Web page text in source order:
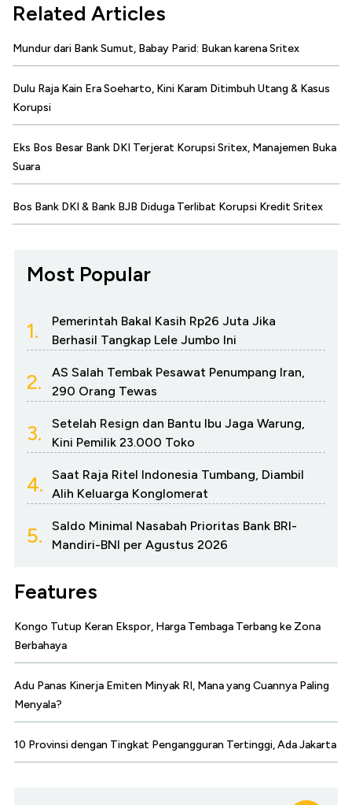
Related Articles
Mundur dari Bank Sumut, Babay Parid: Bukan karena Sritex
Dulu Raja Kain Era Soeharto, Kini Karam Ditimbuh Utang & Kasus
Korupsi
Eks Bos Besar Bank DKI Terjerat Korupsi Sritex, Manajemen Buka
Suara
Bos Bank DKI & Bank BJB Diduga Terlibat Korupsi Kredit Sritex
Most Popular
1.
Pemerintah Bakal Kasih Rp26 Juta Jika
Berhasil Tangkap Lele Jumbo Ini
2.
AS Salah Tembak Pesawat Penumpang Iran,
290 Orang Tewas
3.
Setelah Resign dan Bantu Ibu Jaga Warung,
Kini Pemilik 23.000 Toko
4.
Saat Raja Ritel Indonesia Tumbang, Diambil
Alih Keluarga Konglomerat
5.
Saldo Minimal Nasabah Prioritas Bank BRI-
Mandiri-BNI per Agustus 2026
Features
Kongo Tutup Keran Ekspor, Harga Tembaga Terbang ke Zona
Berbahaya
Adu Panas Kinerja Emiten Minyak RI, Mana yang Cuannya Paling
Menyala?
10 Provinsi dengan Tingkat Pengangguran Tertinggi, Ada Jakarta